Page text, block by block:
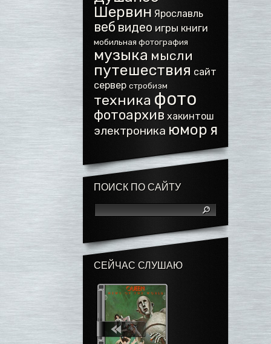
Шервин Ярославль
веб видео игры книги
мобильная фотография
музыка мысли
путешествия сайт
сервер стробизм
техника фото
фотоархив хакинтош
электроника юмор я
ПОИСК ПО САЙТУ
СЕЙЧАС СЛУШАЮ